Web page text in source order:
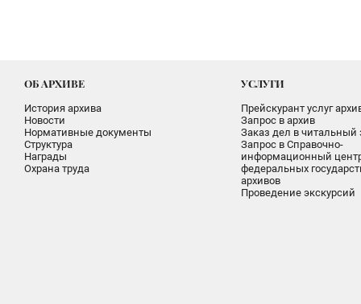
ОБ АРХИВЕ
История архива
Новости
Нормативные документы
Структура
Награды
Охрана труда
УСЛУГИ
Прейскурант услуг
Запрос в архив
Заказ дел в читальный
Запрос в Справочно-
информационный
федеральных
архивов
Проведение экскурсий